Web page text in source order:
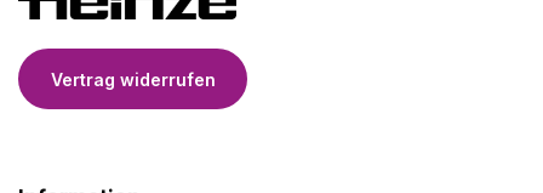
Vertrag widerrufen